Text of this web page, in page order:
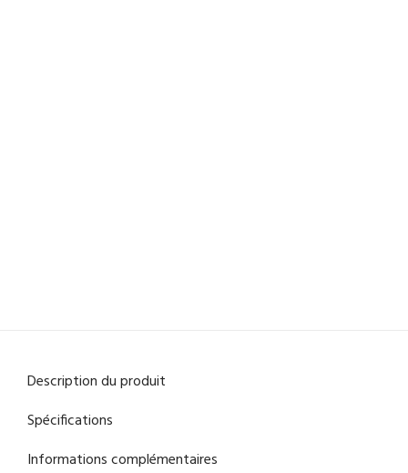
Description du produit
Spécifications
Informations complémentaires